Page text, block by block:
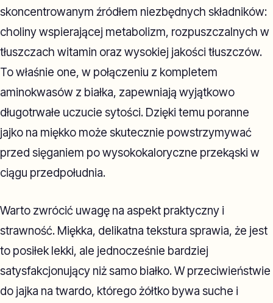
skoncentrowanym źródłem niezbędnych składników:
choliny wspierającej metabolizm, rozpuszczalnych w
tłuszczach witamin oraz wysokiej jakości tłuszczów.
To właśnie one, w połączeniu z kompletem
aminokwasów z białka, zapewniają wyjątkowo
długotrwałe uczucie sytości. Dzięki temu poranne
jajko na miękko może skutecznie powstrzymywać
przed sięganiem po wysokokaloryczne przekąski w
ciągu przedpołudnia.
Warto zwrócić uwagę na aspekt praktyczny i
strawność. Miękka, delikatna tekstura sprawia, że jest
to posiłek lekki, ale jednocześnie bardziej
satysfakcjonujący niż samo białko. W przeciwieństwie
do jajka na twardo, którego żółtko bywa suche i